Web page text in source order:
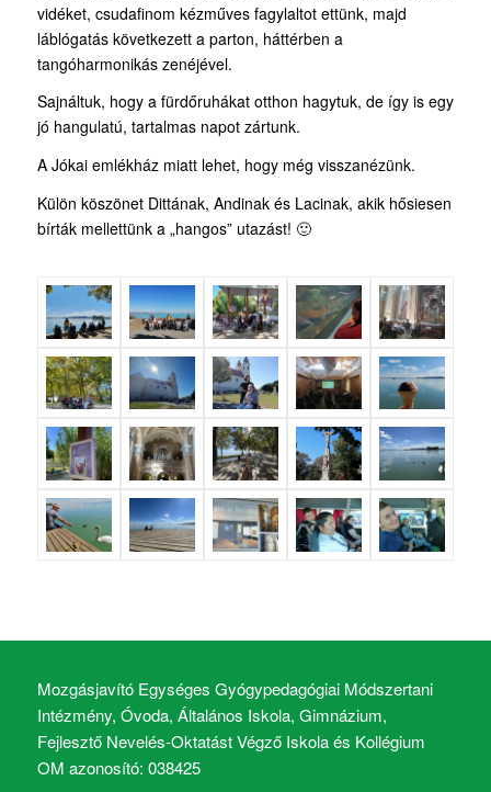
vidéket, csudafinom kézműves fagylaltot ettünk, majd
láblógatás következett a parton, háttérben a
tangóharmonikás zenéjével.
Sajnáltuk, hogy a fürdőruhákat otthon hagytuk, de így is egy
jó hangulatú, tartalmas napot zártunk.
A Jókai emlékház miatt lehet, hogy még visszanézünk.
Külön köszönet Dittának, Andinak és Lacinak, akik hősiesen
bírták mellettünk a „hangos” utazást! 🙂
Mozgásjavító Egységes Gyógypedagógiai Módszertani
Intézmény, Óvoda, Általános Iskola, Gimnázium,
Fejlesztő Nevelés-Oktatást Végző Iskola és Kollégium
OM azonosító: 038425